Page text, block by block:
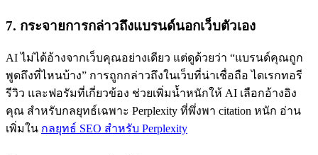
7. กระจายการกล่าวถึงแบรนด์นอกเว็บตัวเอง
AI ไม่ได้อ้างจากเว็บคุณอย่างเดียว แต่ดูด้วยว่า “แบรนด์คุณถูก
พูดถึงที่ไหนบ้าง” การถูกกล่าวถึงในเว็บที่น่าเชื่อถือ ไดเรกทอรี
รีวิว และฟอรัมที่เกี่ยวข้อง ช่วยเพิ่มน้ำหนักให้ AI เลือกอ้างอิง
คุณ สำหรับกลยุทธ์เฉพาะ Perplexity ที่พึ่งพา citation หนัก อ่าน
เพิ่มใน กลยุทธ์ SEO สำหรับ Perplexity